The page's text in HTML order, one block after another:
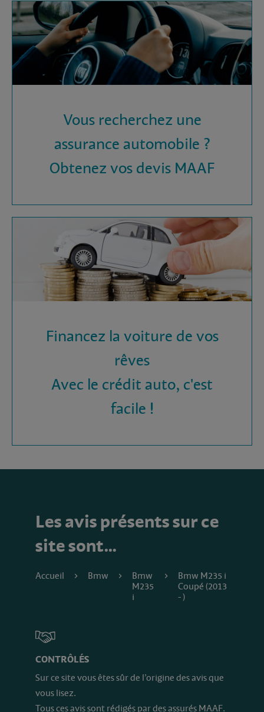
Vous recherchez une
assurance automobile ?
Obtenez vos devis MAAF
Financez la voiture de vos
rêves
Avec le crédit auto, c'est
facile !
Les avis présents sur ce
site sont…
Accueil Bmw
Bmw
M235
i
Bmw M235 i
Coupé (2013
- )
CONTRÔLÉS
Sur ce site vous êtes sûr de l’origine des avis que
vous lisez.
Tous ces avis sont rédigés par des assurés MAAF.